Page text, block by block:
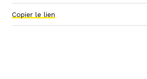
Copier le lien